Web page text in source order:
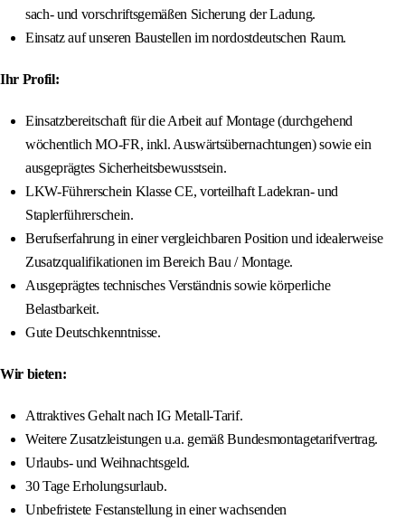
sach- und vorschriftsgemäßen Sicherung der Ladung.
Einsatz auf unseren Baustellen im nordostdeutschen Raum.
Ihr Profil:
Einsatzbereitschaft für die Arbeit auf Montage (durchgehend
wöchentlich MO-FR, inkl. Auswärtsübernachtungen) sowie ein
ausgeprägtes Sicherheitsbewusstsein.
LKW-Führerschein Klasse CE, vorteilhaft Ladekran- und
Staplerführerschein.
Berufserfahrung in einer vergleichbaren Position und idealerweise
Zusatzqualifikationen im Bereich Bau / Montage.
Ausgeprägtes technisches Verständnis sowie körperliche
Belastbarkeit.
Gute Deutschkenntnisse.
Wir bieten:
Attraktives Gehalt nach IG Metall-Tarif.
Weitere Zusatzleistungen u.a. gemäß Bundesmontagetarifvertrag.
Urlaubs- und Weihnachtsgeld.
30 Tage Erholungsurlaub.
Unbefristete Festanstellung in einer wachsenden